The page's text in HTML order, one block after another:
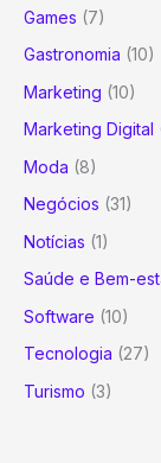
Games (7)
Gastronomia (10)
Marketing (10)
Marketing Digital
Moda (8)
Negócios (31)
Notícias (1)
Saúde e Bem-
Software (10)
Tecnologia (27)
Turismo (3)